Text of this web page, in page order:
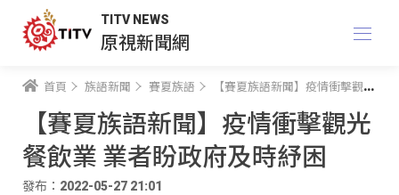
TITV NEWS
原視新聞網
首頁 族語新聞 賽夏族語 【賽夏族語新聞】疫情衝擊觀光餐飲業 業者盼政府及時紓困
【賽夏族語新聞】疫情衝擊觀光
餐飲業 業者盼政府及時紓困
發布：2022-05-27 21:01